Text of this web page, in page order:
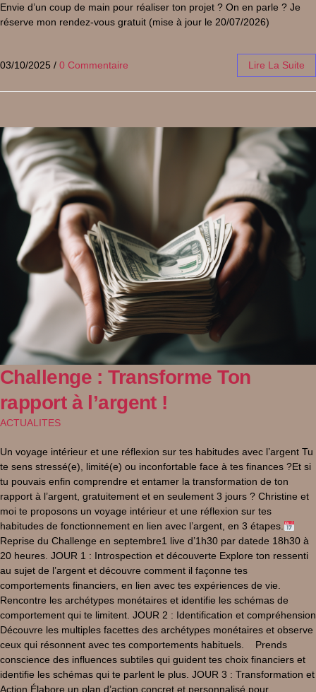
Envie d’un coup de main pour réaliser ton projet ? On en parle ? Je
réserve mon rendez-vous gratuit (mise à jour le 20/07/2026)
03/10/2025 / 0 Commentaire Lire La Suite
Challenge : Transforme Ton
rapport à l’argent !
ACTUALITES
Un voyage intérieur et une réflexion sur tes habitudes avec l’argent Tu
te sens stressé(e), limité(e) ou inconfortable face à tes finances ?Et si
tu pouvais enfin comprendre et entamer la transformation de ton
rapport à l’argent, gratuitement et en seulement 3 jours ? Christine et
moi te proposons un voyage intérieur et une réflexion sur tes
habitudes de fonctionnement en lien avec l’argent, en 3 étapes.
Reprise du Challenge en septembre1 live d’1h30 par datede 18h30 à
20 heures. JOUR 1 : Introspection et découverte Explore ton ressenti
au sujet de l’argent et découvre comment il façonne tes
comportements financiers, en lien avec tes expériences de vie.
Rencontre les archétypes monétaires et identifie les schémas de
comportement qui te limitent. JOUR 2 : Identification et compréhension
Découvre les multiples facettes des archétypes monétaires et observe
ceux qui résonnent avec tes comportements habituels. Prends
conscience des influences subtiles qui guident tes choix financiers et
identifie les schémas qui te parlent le plus. JOUR 3 : Transformation et
Action Élabore un plan d’action concret et personnalisé pour